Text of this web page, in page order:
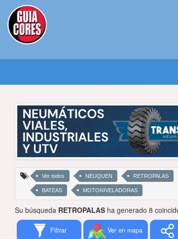
Ver todos NEUQUEN RETROPALAS
BATEAS MOTONIVELADORAS
Su búsqueda RETROPALAS ha generado 8
Filtrar Ver en mapa